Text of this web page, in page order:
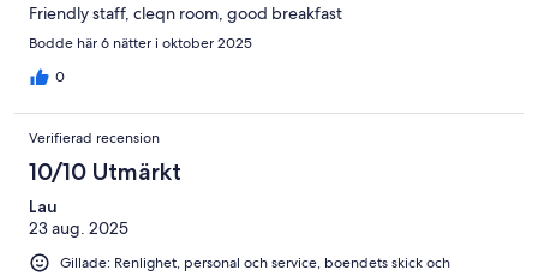
Friendly staff, cleqn room, good breakfast
Bodde här 6 nätter i oktober 2025
0
Verifierad recension
10/10 Utmärkt
Lau
23 aug. 2025
Gillade: Renlighet, personal och service, boendets skick och